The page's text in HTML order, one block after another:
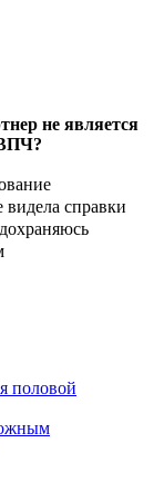
не является
видела справки
половой